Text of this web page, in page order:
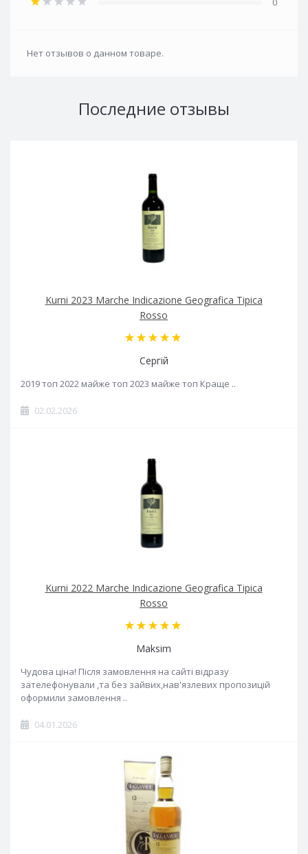
Нет отзывов о данном товаре.
Последние отзывы
Kurni 2023 Marche Indicazione Geografica Tipica
Rosso
Сергій
2019 топ 2022 майже топ 2023 майже топ Краще ..
02.02.2026
Kurni 2022 Marche Indicazione Geografica Tipica
Rosso
Maksim
Чудова ціна! Після замовлення на сайті відразу
зателефонували ,та без зайвих,нав'язлевих пропозицій
оформили замовлення ..
04.01.2026